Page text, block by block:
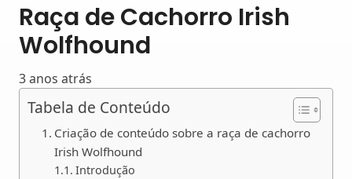
Raça de Cachorro Irish
Wolfhound
3 anos atrás
Tabela de Conteúdo
Criação de conteúdo sobre a raça de cachorro
Irish Wolfhound
Introdução